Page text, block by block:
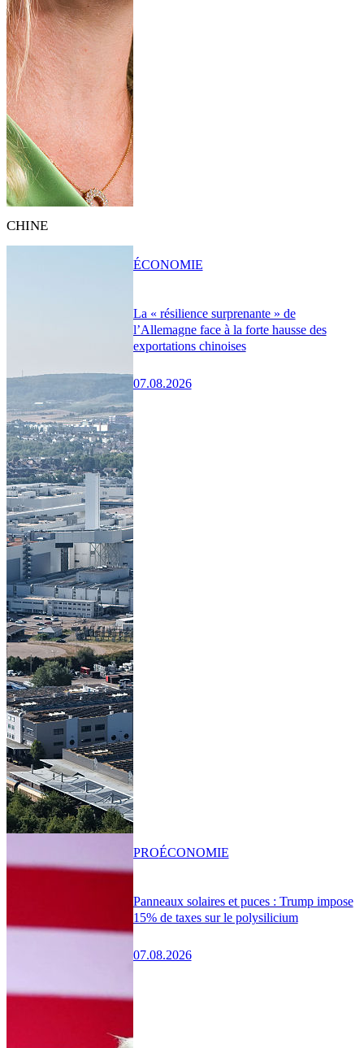
CHINE
La « résilience surprenante » de
l’Allemagne face à la forte hausse des
exportations chinoises
07.08.2026
ÉCONOMIE
Panneaux solaires et puces : Trump impose
15% de taxes sur le polysilicium
07.08.2026
PROÉCONOMIE